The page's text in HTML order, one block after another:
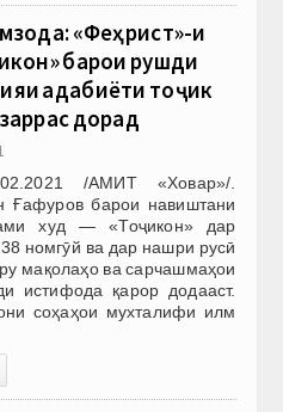
«Феҳрист»-и
барои рушди
адабиёти тоҷик
дорад
/АМИТ «Ховар»/.
Ғафуров барои навиштани
худ — «Тоҷикон» дар
номгӯй ва дар нашри русӣ
мақолаҳо ва сарчашмаҳои
истифода қарор додааст.
соҳаҳои мухталифи илм